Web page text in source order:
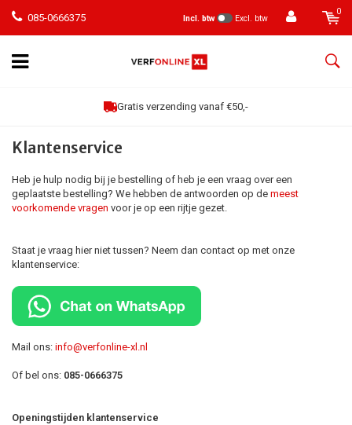
085-0666375 Incl. btw Excl. btw
0
Gratis verzending vanaf €50,-
Klantenservice
Heb je hulp nodig bij je bestelling of heb je een vraag over een
geplaatste bestelling? We hebben de antwoorden op de meest
voorkomende vragen voor je op een rijtje gezet.
Staat je vraag hier niet tussen? Neem dan contact op met onze
klantenservice:
Mail ons: info@verfonline-xl.nl
Of bel ons: 085-0666375
Openingstijden klantenservice